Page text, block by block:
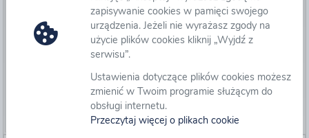
zapisywanie cookies w pamięci swojego
urządzenia. Jeżeli nie wyrażasz zgody na
użycie plików cookies kliknij „Wyjdź z
serwisu”.
Ustawienia dotyczące plików cookies możesz
zmienić w Twoim programie służącym do
obsługi internetu.
Przeczytaj więcej o plikach cookie
Zgłoś się do udziału w postępowaniu
Ustawienia postępowania
Wyświetl dzisiejsze postępowania